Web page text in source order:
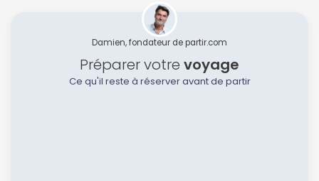
Damien, fondateur de partir.com
Préparer votre voyage
Ce qu'il reste à réserver avant de partir